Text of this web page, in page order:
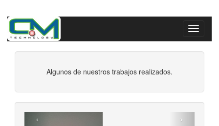
Saltar
contenido
Toggle
Algunos de nuestros trabajos realizados.
‹ ›